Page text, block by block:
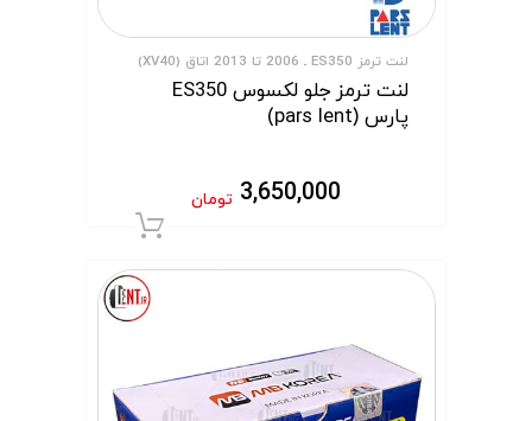
لنت ترمز ES350 ـ 2006 تا 2013 اتاق (XV40)
لنت ترمز جلو لکسوس ES350
پارس (pars lent)
3,650,000 تومان